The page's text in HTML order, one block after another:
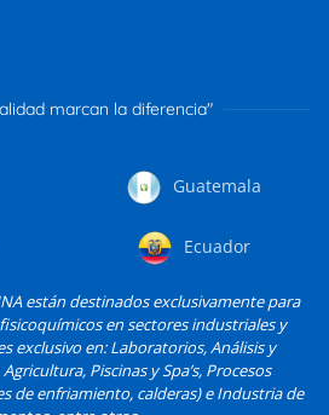
marcan la diferencia"
Guatemala
Ecuador
están destinados exclusivamente para
en sectores industriales y
exclusivo en: Laboratorios, Análisis y
Piscinas y Spa’s, Procesos
de enfriamiento, calderas) e Industria de